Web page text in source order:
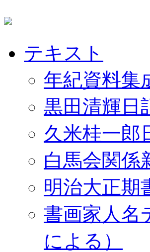
テキスト
年紀資料集
黒田清輝日
久米桂一郎
白馬会関係
明治大正期
書画家人名
による）